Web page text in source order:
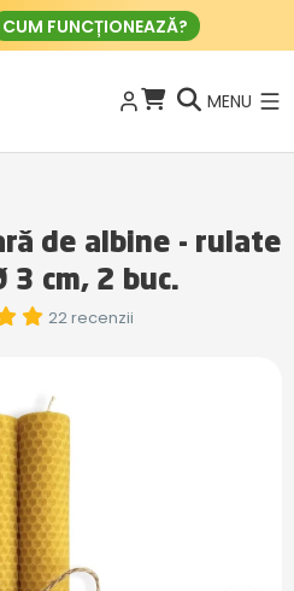
CUM FUNCȚIONEAZĂ?
MENU
de albine - rulate
3 cm, 2 buc.
22 recenzii